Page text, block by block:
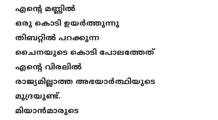
എന്റെ മണ്ണിൽ
ഒരു കൊടി ഉയർത്തുന്നു
തിബറ്റിൽ പറക്കുന്ന
ചൈനയുടെ കൊടി പോലത്തേത്
എന്റെ വിരലിൽ
രാജ്യമില്ലാത്ത അഭയാർത്ഥിയുടെ
മുദ്രയുണ്ട്.
മിയാൻമാരുടെ